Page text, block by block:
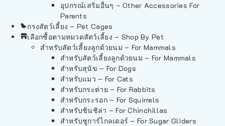
อุปกรณ์เสริมอื่นๆ – Other Accessories For
Parents
กรงสัตว์เลี้ยง – Pet Cages
เลือกซื้อตามหมวดสัตว์เลี้ยง – Shop By Pet
สำหรับสัตว์เลี้ยงลูกด้วยนม – For Mammals
สำหรับสัตว์เลี้ยงลูกด้วยนม – For Mammals
สำหรับสุนัข – For Dogs
สำหรับแมว – For Cats
สำหรับกระต่าย – For Rabbits
สำหรับกระรอก – For Squirrels
สำหรับชินชิล่า – For Chinchillas
สำหรับชูการ์ไกลเดอร์ – For Sugar Gliders